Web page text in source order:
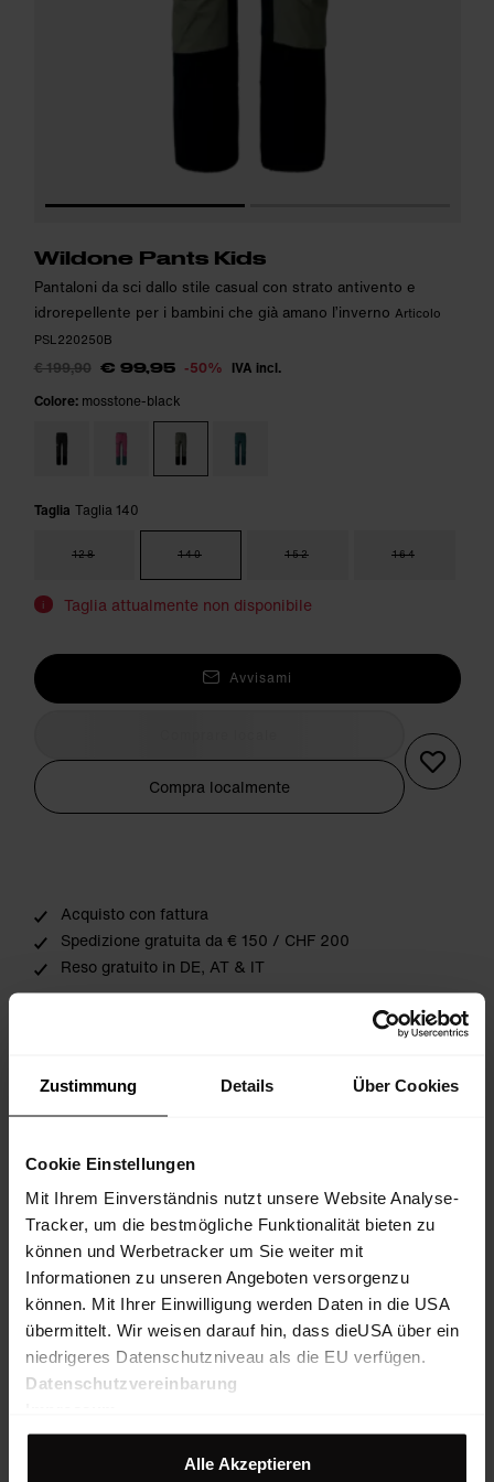
Zustimmung Details Über Cookies
Cookie Einstellungen
Mit Ihrem Einverständnis nutzt unsere Website Analyse-
Tracker, um die bestmögliche Funktionalität bieten zu
können und Werbetracker um Sie weiter mit
Informationen zu unseren Angeboten versorgenzu
können. Mit Ihrer Einwilligung werden Daten in die USA
übermittelt. Wir weisen darauf hin, dass dieUSA über ein
niedrigeres Datenschutzniveau als die EU verfügen.
Datenschutzvereinbarung
Alle Akzeptieren
Wildone Pants Kids
Pantaloni da sci dallo stile casual con strato antivento e
idrorepellente per i bambini che già amano l’inverno Articolo
PSL220250B
€ 199,90 € 99,95 -50% IVA incl.
Colore: mosstone-black
Taglia Taglia 140
128 140 152 164
i Taglia attualmente non disponibile
Avvisami
Compra localmente
Acquisto con fattura
Spedizione gratuita da € 150 / CHF 200
Reso gratuito in DE, AT & IT
Caratteristiche principali
Caratteristiche
Sostenibilità